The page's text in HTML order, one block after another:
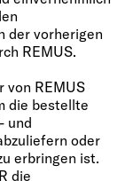
der vorherigen
REMUS.
REMUS
die bestellte
und
oder
erbringen ist.
die